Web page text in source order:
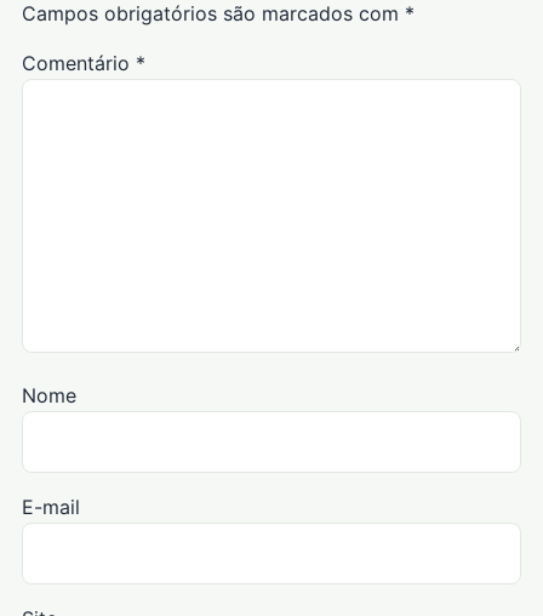
Campos obrigatórios são marcados com *
Comentário *
Nome
E-mail